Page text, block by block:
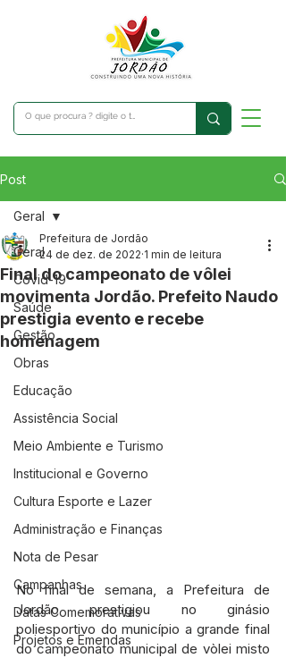
Post
Geral
Covid-19
Saúde
Gestão
Obras
Educação
Assistência Social
Meio Ambiente e Turismo
Institucional e Governo
Cultura Esporte e Lazer
Administração e Finanças
Nota de Pesar
Campanhas
Datas Comemorativas
Projetos e Emendas
Geral
Final do campeonato de vôlei
movimenta Jordão. Prefeito Naudo
prestigia evento e recebe
homenagem
Prefeitura de Jordão
24 de dez. de 2022 1 min de leitura
No final de semana, a Prefeitura de
Jordão prestigiou no ginásio
poliesportivo do município a grande final
do campeonato municipal de vòlei misto